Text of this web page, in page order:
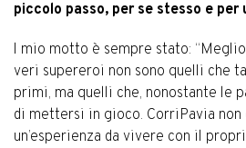
piccolo passo, per se stesso e per
l mio motto è sempre stato:
veri supereroi non sono quelli che
primi, ma quelli che, nonostante le
di mettersi in gioco. CorriPavia non
un’esperienza da vivere con il